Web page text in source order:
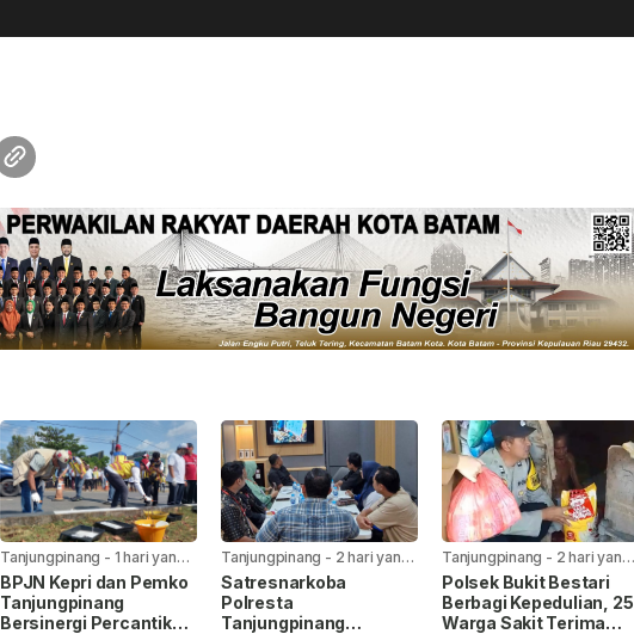
Tanjungpinang - 1 hari yang
lalu
BPJN Kepri dan Pemko
Tanjungpinang
Bersinergi Percantik
Tanjungpinang - 2 hari yang
lalu
Satresnarkoba
Polresta
Tanjungpinang
Tanjungpinang - 2 hari yang
lalu
Polsek Bukit Bestari
Berbagi Kepedulian, 25
Warga Sakit Terima